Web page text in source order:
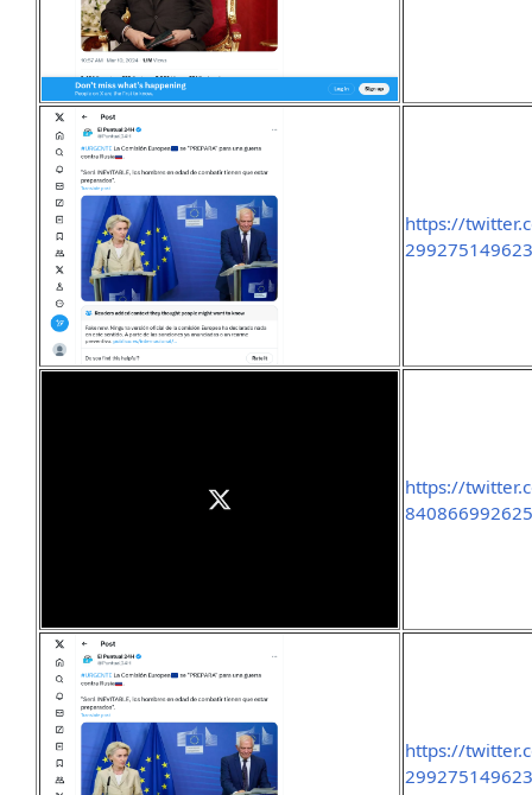
https://
https://
https://